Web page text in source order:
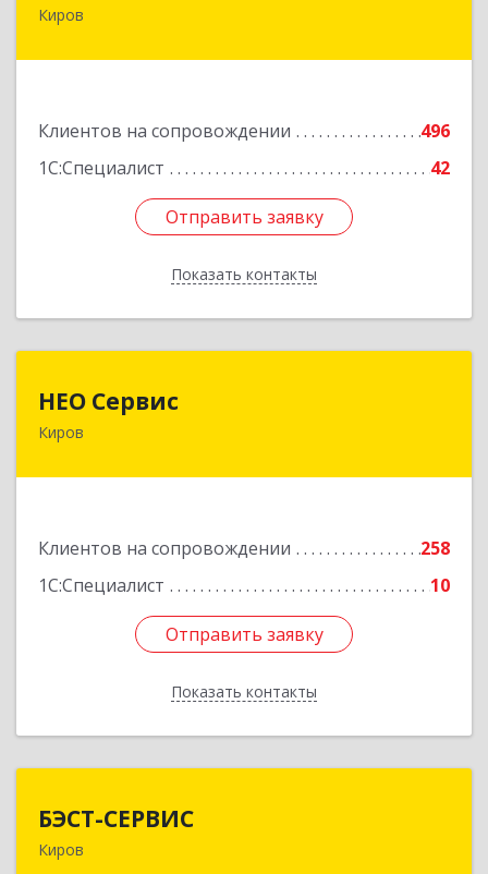
Киров
Клиентов на сопровождении
496
1С:Специалист
42
Отправить заявку
Показать контакты
610017, Кировская обл, Киров г, Горького ул,
Отправить заявку
Назад
НЕО Сервис
Киров
Клиентов на сопровождении
258
1С:Специалист
10
Отправить заявку
Показать контакты
610045, Кировская обл, Киров г, Ульяновская
Отправить заявку
Назад
БЭСТ-СЕРВИС
Киров